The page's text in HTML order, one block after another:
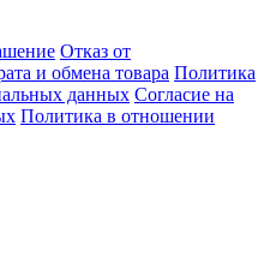
Отказ от
и обмена товара Политика
данных Согласие на
Политика в отношении